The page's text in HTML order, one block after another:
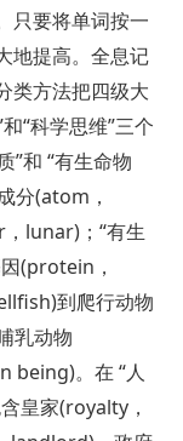
只要将单词按一
地提高。全息记
类方法把四级大
“科学思维”三个
”和 “有生命物
分(atom，
lunar)；“有生
(protein，
到爬行动物
乳动物
being)。在 “人
皇家(royalty，